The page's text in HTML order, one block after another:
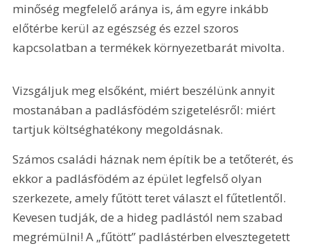
minőség megfelelő aránya is, ám egyre inkább
előtérbe kerül az egészség és ezzel szoros
kapcsolatban a termékek környezetbarát mivolta.
Vizsgáljuk meg elsőként, miért beszélünk annyit
mostanában a padlásfödém szigetelésről: miért
tartjuk költséghatékony megoldásnak.
Számos családi háznak nem építik be a tetőterét, és
ekkor a padlásfödém az épület legfelső olyan
szerkezete, amely fűtött teret választ el fűtetlentől.
Kevesen tudják, de a hideg padlástól nem szabad
megrémülni! A „fűtött” padlástérben elvesztegetett